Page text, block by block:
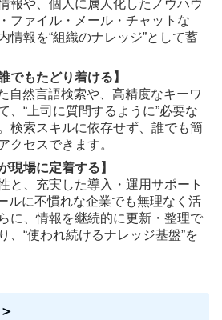
報や、個人に属人化したノウハウ
ファイル・メール・チャットな
情報を“組織のナレッジ”として蓄
でもたどり着ける】
自然言語検索や、高精度なキーワ
、“上司に質問するように”必要な
検索スキルに依存せず、誰でも簡
クセスできます。
現場に定着する】
と、充実した導入・運用サポート
ルに不慣れな企業でも無理なく活
に、情報を継続的に更新・整理で
、“使われ続けるナレッジ基盤”を